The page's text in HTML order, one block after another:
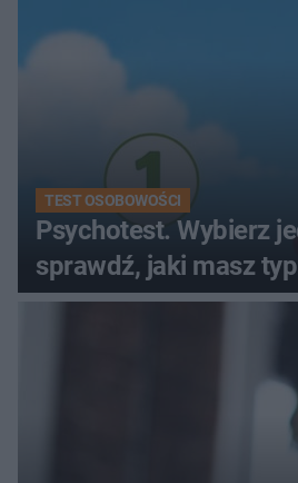
TEST OSOBOWOŚCI
Psychotest. Wybierz
sprawdź, jaki masz